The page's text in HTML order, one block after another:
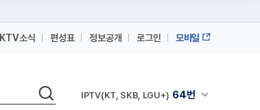
KTV소식 편성표 정보공개 로그인 모바일
검색 채널안내 펼쳐
IPTV(KT, SKB, LGU+) 64번